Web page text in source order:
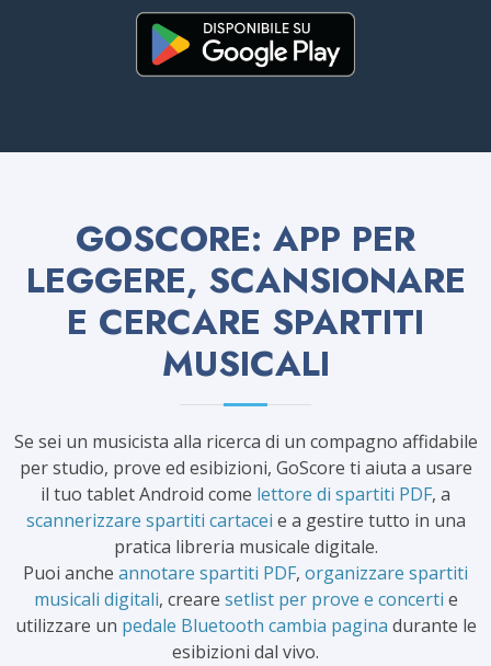
GOSCORE: APP PER
LEGGERE, SCANSIONARE
E CERCARE SPARTITI
MUSICALI
Se sei un musicista alla ricerca di un compagno affidabile
per studio, prove ed esibizioni, GoScore ti aiuta a usare
il tuo tablet Android come lettore di spartiti PDF, a
scannerizzare spartiti cartacei e a gestire tutto in una
pratica libreria musicale digitale.
Puoi anche annotare spartiti PDF, organizzare spartiti
musicali digitali, creare setlist per prove e concerti e
utilizzare un pedale Bluetooth cambia pagina durante le
esibizioni dal vivo.